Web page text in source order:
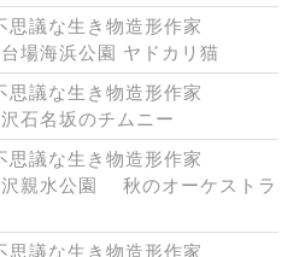
思議な生き物造形作家
場海浜公園 ヤドカリ猫
思議な生き物造形作家
石名坂のチムニー
思議な生き物造形作家
親水公園 秋のオーケストラ
思議な生き物造形作家